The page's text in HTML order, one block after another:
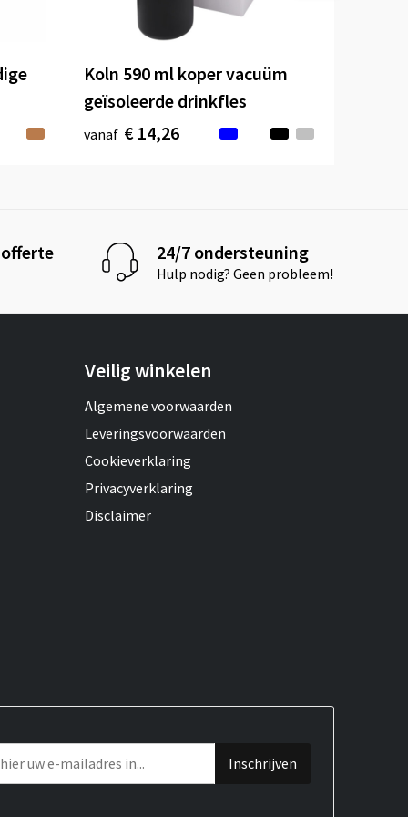
Koln 590 ml koper vacuüm
geïsoleerde drinkfles
vanaf € 14,26
offerte 24/7 ondersteuning
Hulp nodig? Geen probleem!
Veilig winkelen
Algemene voorwaarden
Leveringsvoorwaarden
Cookieverklaring
Privacyverklaring
Disclaimer